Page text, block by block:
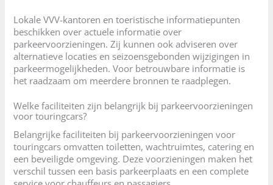
Lokale VVV-kantoren en toeristische informatiepunten
beschikken over actuele informatie over
parkeervoorzieningen. Zij kunnen ook adviseren over
alternatieve locaties en seizoensgebonden wijzigingen in
parkeermogelijkheden. Voor betrouwbare informatie is
het raadzaam om meerdere bronnen te raadplegen.
Welke faciliteiten zijn belangrijk bij parkeervoorzieningen
voor touringcars?
Belangrijke faciliteiten bij parkeervoorzieningen voor
touringcars omvatten toiletten, wachtruimtes, catering en
een beveiligde omgeving. Deze voorzieningen maken het
verschil tussen een basis parkeerplaats en een complete